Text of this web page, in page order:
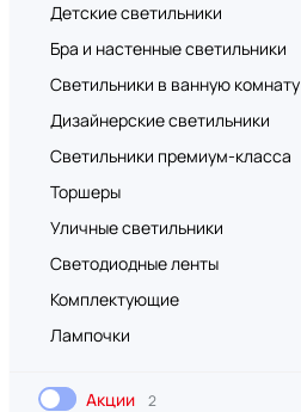
Детские светильники
Бра и настенные светильники
Светильники в ванную комнату
Дизайнерские светильники
Светильники премиум-класса
Торшеры
Уличные светильники
Светодиодные ленты
Комплектующие
Лампочки
Акции 2